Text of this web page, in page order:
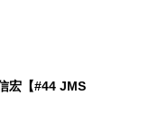
宏【#44 JMS